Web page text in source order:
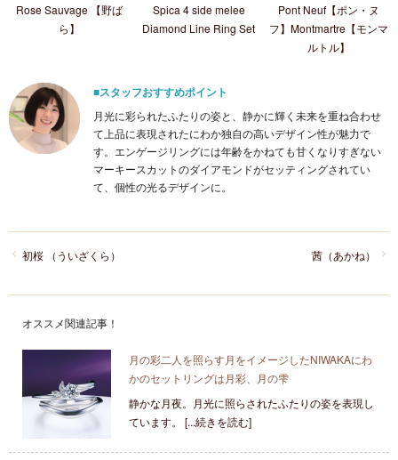
Rose Sauvage 【野ば
ら】
Spica 4 side melee
Diamond Line Ring Set
Pont Neuf【ポン・ヌ
フ】Montmartre【モンマ
ルトル】
■スタッフおすすめポイント
月光に彩られたふたりの姿と、静かに輝く未来を重ね合わせ
て上品に表現されたにわか独自の高いデザイン性が魅力で
す。エンゲージリングには年齢をかねても甘くなりすぎない
マーキースカットのダイアモンドがセッティングされてい
て、個性の光るデザインに。
茜（あかね）
初桜 （ういざくら）
オススメ関連記事！
月の彩二人を照らす月をイメージしたNIWAKAにわ
かのセットリングは月彩、月の雫
静かな月夜。月光に照らされたふたりの姿を表現し
ています。 [...続きを読む]